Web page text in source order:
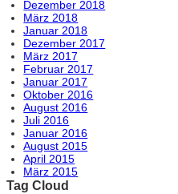
Dezember 2018
März 2018
Januar 2018
Dezember 2017
März 2017
Februar 2017
Januar 2017
Oktober 2016
August 2016
Juli 2016
Januar 2016
August 2015
April 2015
März 2015
Tag Cloud